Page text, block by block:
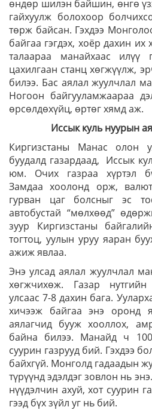
өндөр шилэн байшин, өнгө
гайхуулж болохоор
төрж байсан. Гэхдээ
байгаа гэгдэх, хоёр дахин
талаараа манайхаас
цахилгаан станц хөгжүүлж,
билээ. Бас аялал жуулчлал
Ногоон байгууламжаараа
өрсөлдөхүйц, өртөг хямд аж.
Иссык куль нуурын
Киргизстаны Манас олон
буудалд газардаад, Иссык
юм. Очих газраа хүртэл
Замдаа хоолонд орж,
гурван цаг болсныг эс
автобустай “мөлхөөд”
зуур Киргизстаны
тогтоц, уулын уруу яаран
ажиж явлаа.
Энэ улсад аялал жуулчлал
хөгжчихөж. Газар
улсаас 7-8 дахин бага.
хичээж байгаа энэ оронд
аялагчид бууж хооллох,
байна билээ. Манайд ч
суурин газрууд бий. Гэхдээ
байхгүй. Монголд гадаадын
түрүүнд эдэлдэг зовлон нь
нүүдэлчин ахуй, хот суурин
гээд бүх зүйл уг нь бий.